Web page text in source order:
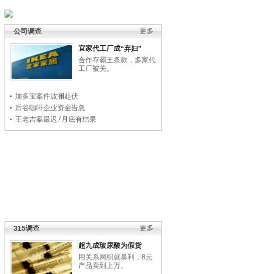
更多
公司调查
宜家代工厂成“弃妇”
合作存霸王条款，多家代
工厂被关。
加多宝案件波澜起伏
后谷咖啡企业资金告急
王老吉案最迟7月底有结果
更多
315调查
超九成玻尿酸为假货
用关系网织就暴利，8元
产品卖到上万。